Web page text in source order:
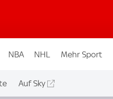
NBA NHL Mehr Sport
Auf Sky